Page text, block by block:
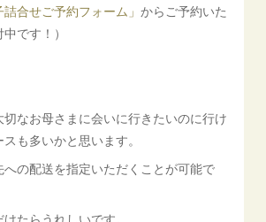
詰合せご予約フォーム」からご予約いた
です！）
なお母さまに会いに行きたいのに行け
も多いかと思います。
への配送を指定いただくことが可能で
たらうれしいです。